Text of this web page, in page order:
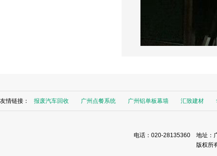
友情链接： 报废汽车回收 广州点餐系统 广州铝单板幕墙 汇致建材
电话：020-28135360 地址：
版权所